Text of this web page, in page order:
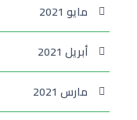
مايو 2021
أبريل 2021
مارس 2021